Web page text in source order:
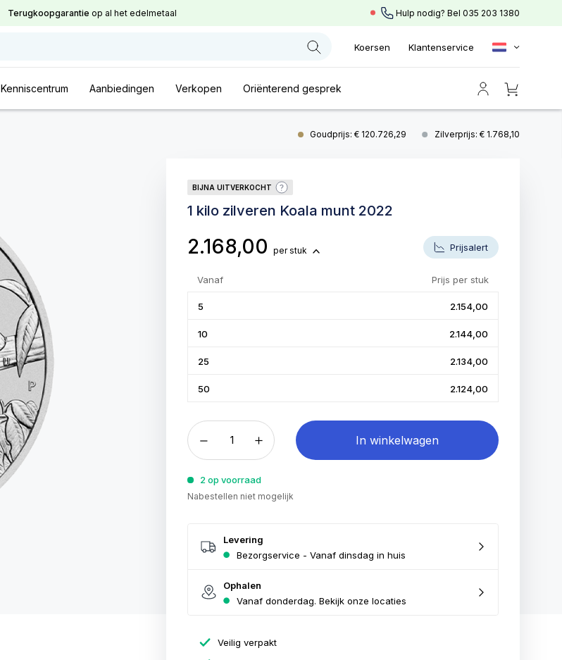
Terugkoopgarantie op al het edelmetaal Hulp nodig? Bel 035 203 1380
Koersen Klantenservice
Kenniscentrum Aanbiedingen Verkopen Oriënterend gesprek
Goudprijs: € 120.726,29 Zilverprijs: € 1.768,10
BIJNA UITVERKOCHT
1 kilo zilveren Koala munt 2022
2.168,00 per stuk Prijsalert
Vanaf Prijs per stuk
5 2.154,00
10 2.144,00
25 2.134,00
50 2.124,00
In winkelwagen
2 op voorraad
Nabestellen niet mogelijk
Levering
Bezorgservice - Vanaf dinsdag in huis
Ophalen
Vanaf donderdag. Bekijk onze locaties
Veilig verpakt